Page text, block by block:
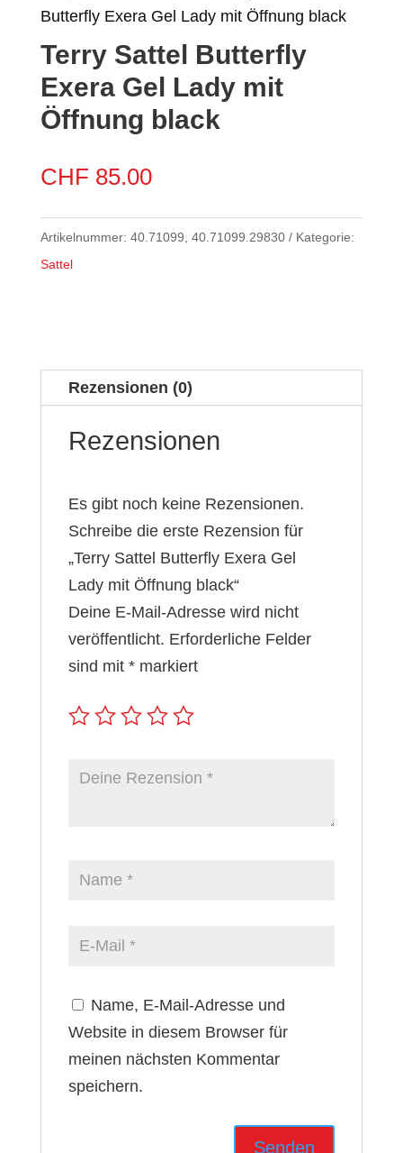
Butterfly Exera Gel Lady mit Öffnung black
Terry Sattel Butterfly
Exera Gel Lady mit
Öffnung black
CHF 85.00
Artikelnummer: 40.71099, 40.71099.29830
Kategorie:
Sattel
Rezensionen (0)
Rezensionen
Es gibt noch keine Rezensionen.
Schreibe die erste Rezension für
„Terry Sattel Butterfly Exera Gel
Lady mit Öffnung black“
Deine E-Mail-Adresse wird nicht
veröffentlicht. Erforderliche Felder
sind mit *markiert
Name, E-Mail-Adresse und
Website in diesem Browser für
meinen nächsten Kommentar
speichern.